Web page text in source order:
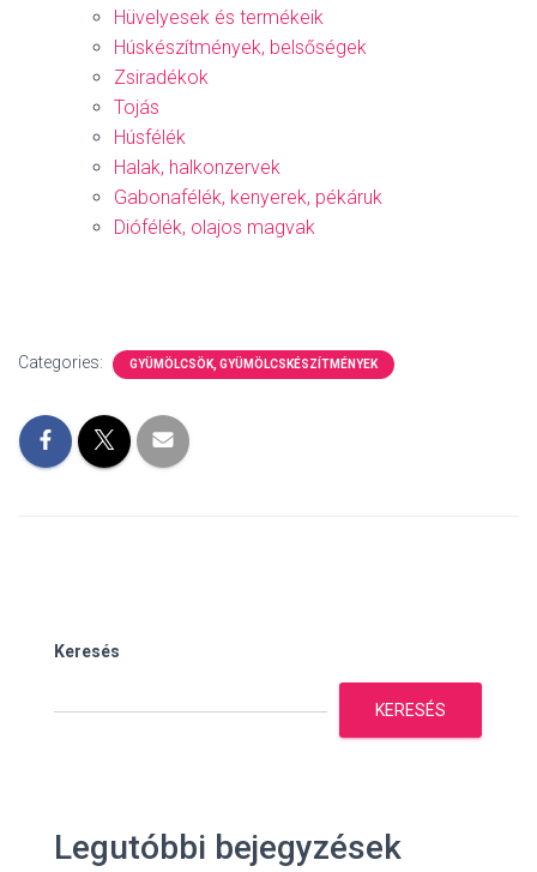
Hüvelyesek és termékeik
Húskészítmények, belsőségek
Zsiradékok
Tojás
Húsfélék
Halak, halkonzervek
Gabonafélék, kenyerek, pékáruk
Diófélék, olajos magvak
Categories: GYÜMÖLCSÖK, GYÜMÖLCSKÉSZÍTMÉNYEK
Keresés
KERESÉS
Legutóbbi bejegyzések